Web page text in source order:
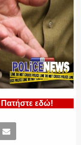
Πατήστε εδώ!